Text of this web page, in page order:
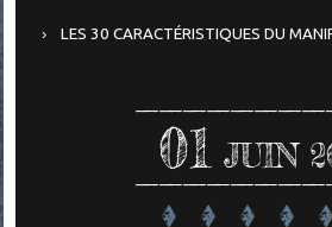
LES 30 CARACTÉRISTIQUES DU
01 JUIN